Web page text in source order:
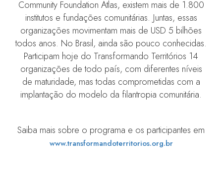
Community Foundation Atlas, existem mais de 1.800
institutos e fundações comunitárias. Juntas, essas
organizações movimentam mais de USD 5 bilhões
todos anos. No Brasil, ainda são pouco conhecidas.
Participam hoje do Transformando Territórios 14
organizações de todo país, com diferentes níveis
de maturidade, mas todas comprometidas com a
implantação do modelo da filantropia comunitária.
Saiba mais sobre o programa e os participantes em
www.transformandoterritorios.org.br